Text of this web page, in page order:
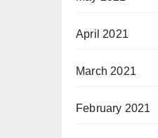
April 2021
March 2021
February 2021